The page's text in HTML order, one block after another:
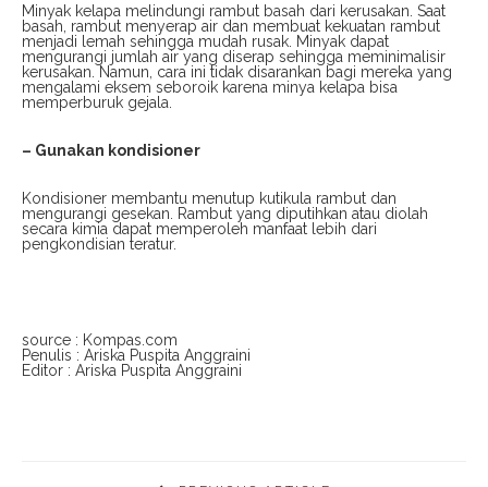
Minyak kelapa melindungi rambut basah dari kerusakan. Saat
basah, rambut menyerap air dan membuat kekuatan rambut
menjadi lemah sehingga mudah rusak. Minyak dapat
mengurangi jumlah air yang diserap sehingga meminimalisir
kerusakan. Namun, cara ini tidak disarankan bagi mereka yang
mengalami eksem seboroik karena minya kelapa bisa
memperburuk gejala.
– Gunakan kondisioner
Kondisioner membantu menutup kutikula rambut dan
mengurangi gesekan. Rambut yang diputihkan atau diolah
secara kimia dapat memperoleh manfaat lebih dari
pengkondisian teratur.
source : Kompas.com
Penulis : Ariska Puspita Anggraini
Editor : Ariska Puspita Anggraini